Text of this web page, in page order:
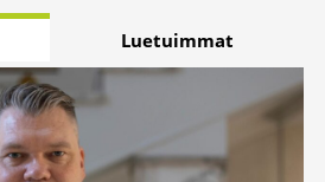
Luetuimmat